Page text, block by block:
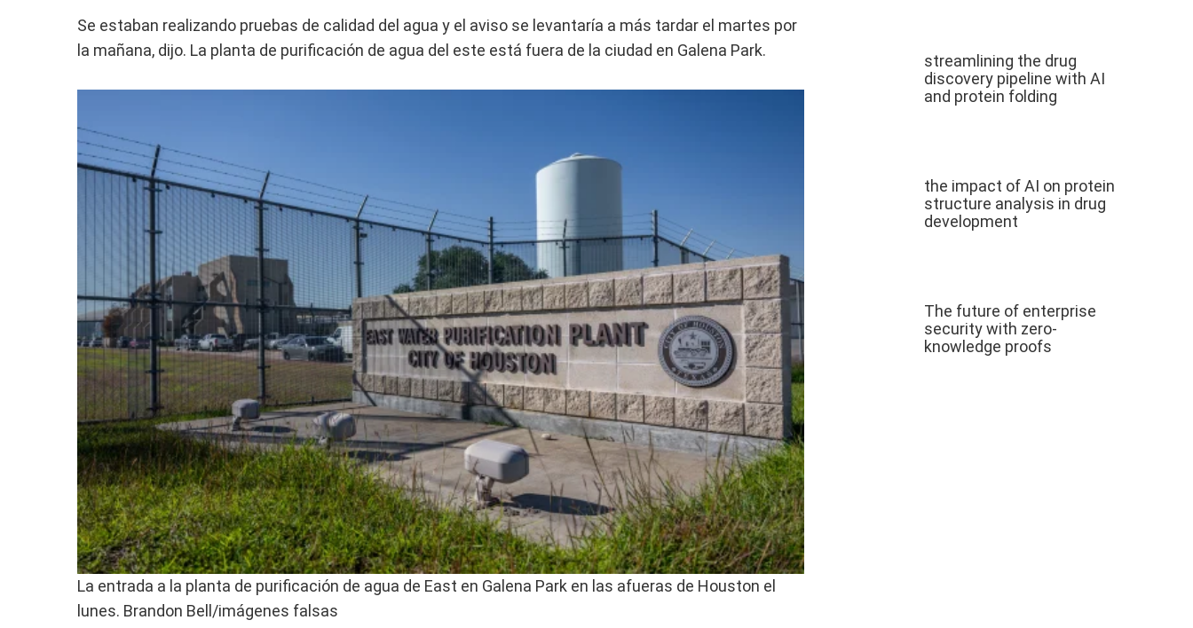
Se estaban realizando pruebas de calidad del agua y el aviso se levantaría a más tardar el martes por
la mañana, dijo. La planta de purificación de agua del este está fuera de la ciudad en Galena Park.
La entrada a la planta de purificación de agua de East en Galena Park en las afueras de Houston el
lunes. Brandon Bell/imágenes falsas
streamlining the drug
discovery pipeline with AI
and protein folding
the impact of AI on protein
structure analysis in drug
development
The future of enterprise
security with zero-
knowledge proofs